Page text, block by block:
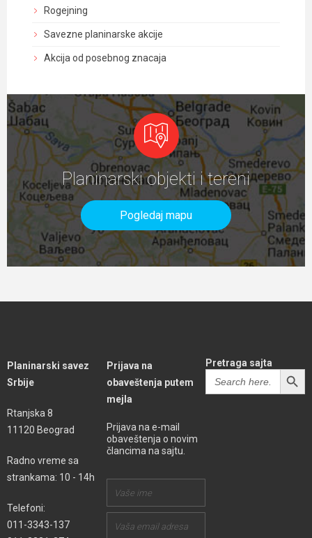
Rogejning
Savezne planinarske akcije
Akcija od posebnog znacaja
Planinarski objekti i tereni
Pogledaj mapu
Planinarski savez
Srbije
Rtanjska 8
11120 Beograd
Radno vreme sa
strankama: 10 - 14h
Telefoni:
011-3343-137
Prijava na
obaveštenja putem
mejla
Prijava na e-mail
obaveštenja o novim
člancima na sajtu.
Pretraga sajta
Search
for:
SEARCH